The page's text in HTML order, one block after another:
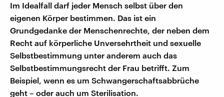
Im Idealfall darf jeder Mensch selbst über den
eigenen Körper bestimmen. Das ist ein
Grundgedanke der Menschenrechte, der neben dem
Recht auf körperliche Unversehrtheit und sexuelle
Selbstbestimmung unter anderem auch das
Selbstbestimmungsrecht der Frau betrifft. Zum
Beispiel, wenn es um Schwangerschaftsabbrüche
geht – oder auch um Sterilisation.